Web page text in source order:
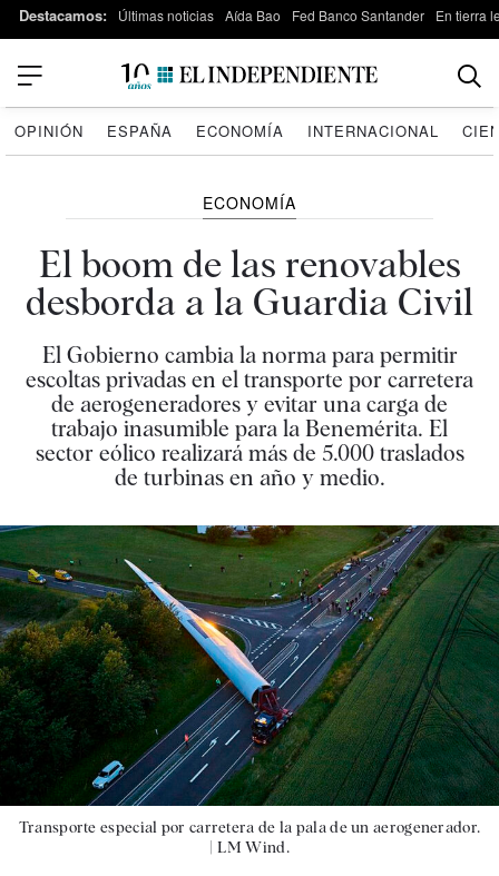
Destacamos: Últimas noticias Aída Bao Fed Banco Santander En tierra
OPINIÓN ESPAÑA ECONOMÍA INTERNACIONAL
ECONOMÍA
El boom de las renovables
desborda a la Guardia Civil
El Gobierno cambia la norma para permitir
escoltas privadas en el transporte por carretera
de aerogeneradores y evitar una carga de
trabajo inasumible para la Benemérita. El
sector eólico realizará más de 5.000 traslados
de turbinas en año y medio.
Transporte especial por carretera de la pala de un aerogenerador.
| LM Wind.